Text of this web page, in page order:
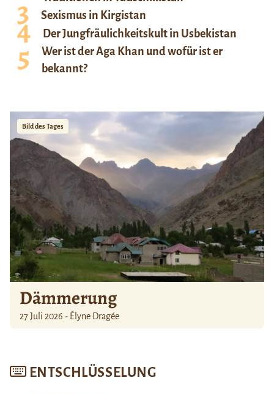
Sexismus in Kirgistan
Der Jungfräulichkeitskult in Usbekistan
Wer ist der Aga Khan und wofür ist er
bekannt?
Bild des Tages
Dämmerung
27 Juli 2026 - Élyne Dragée
ENTSCHLÜSSELUNG